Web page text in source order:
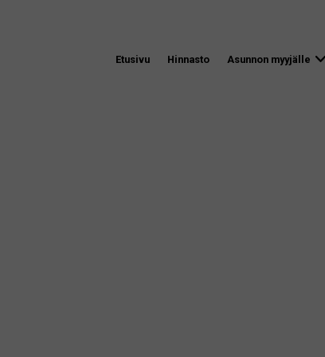
Etusivu Hinnasto Asunnon myyjälle